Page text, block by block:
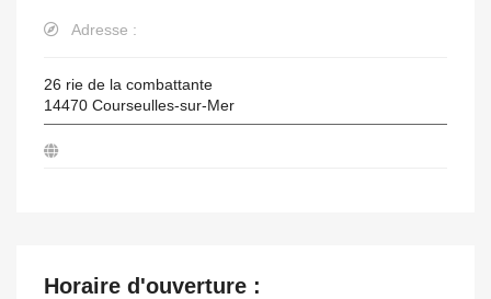
Adresse :
26 rie de la combattante
14470 Courseulles-sur-Mer
Horaire d'ouverture :